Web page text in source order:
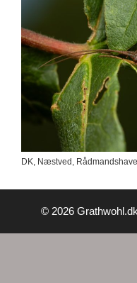
DK, Næstved,
© 2026 Grathwohl.dk